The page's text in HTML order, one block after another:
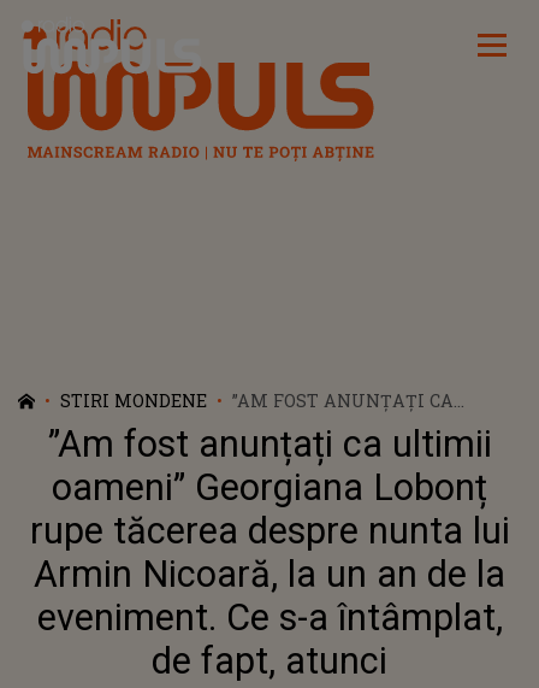
Radio Impuls
STIRI MONDENE
”AM FOST ANUNȚAȚI CA
ULTIMII OAMENI” GEORGIANA
LOBONȚ RUPE TĂCEREA DESPRE
NUNTA LUI ARMIN NICOARĂ,
LA UN AN DE LA EVENIMENT.
CE S-A ÎNTÂMPLAT, DE FAPT,
”Am fost anunțați ca ultimii
oameni” Georgiana Lobonț
rupe tăcerea despre nunta lui
Armin Nicoară, la un an de la
eveniment. Ce s-a întâmplat,
de fapt, atunci